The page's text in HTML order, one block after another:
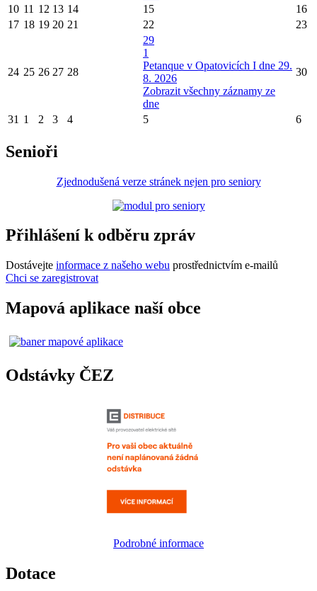
10 11 12 13 14 15
16
17 18 19 20 21 22 23
24 25 26 27 28
29
1
Petanque v Opatovicích I dne 29.
8. 2026
Zobrazit všechny záznamy ze
dne
30
31 1 2 3 4 5 6
Senioři
Zjednodušená verze stránek nejen pro seniory
Přihlášení k odběru zpráv
Dostávejte informace z našeho webu prostřednictvím e-mailů
Chci se zaregistrovat
Mapová aplikace naší obce
Odstávky ČEZ
Podrobné informace
Dotace